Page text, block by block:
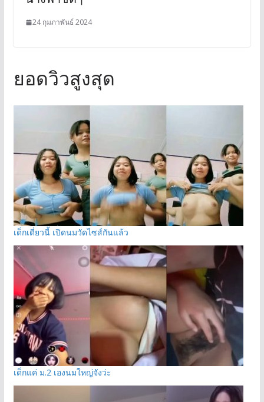
24 กุมภาพันธ์ 2024
ยอดวิวสูงสุด
เด็กเดี่ยวนี้ เปิดนมวัดไซส์กันแล้ว
เด็กแค่ ม.2 เองนมใหญ่จังว่ะ